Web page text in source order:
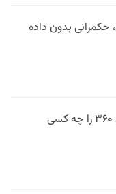
بدون داده
فیلتر در وقت اضافه؛ فوتبال ۳۶۰ را چه کسی